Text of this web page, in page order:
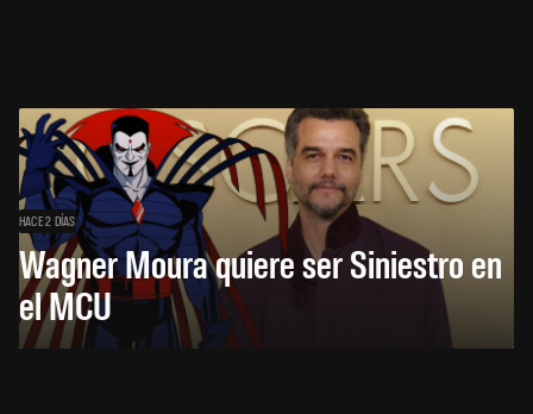
HACE 2 DÍAS
Wagner Moura quiere ser Siniestro en
el MCU